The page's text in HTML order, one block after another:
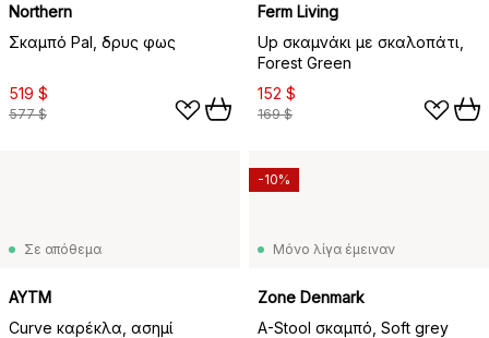
Northern
Σκαμπό Pal, δρυς φως
519 $
577 $
Ferm Living
Up σκαμνάκι με σκαλοπάτι,
Forest Green
152 $
169 $
Σε απόθεμα
AYTM
Curve καρέκλα, ασημί
Μόνο λίγα έμειναν
Zone Denmark
A-Stool σκαμπό, Soft grey
-10%